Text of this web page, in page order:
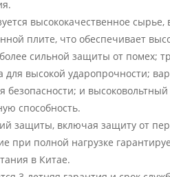
высококачественное сырье,
плите, что обеспечивает
сильной защиты от помех;
для высокой ударопрочности;
и
способность.
защиты, включая защиту от
при полной нагрузке
в Китае.